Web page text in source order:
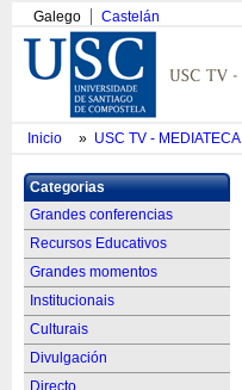
Galego Castelán
Inicio » USC TV - MEDIATECA
Categorias
Grandes conferencias
Recursos Educativos
Grandes momentos
Institucionais
Culturais
Divulgación
Directo